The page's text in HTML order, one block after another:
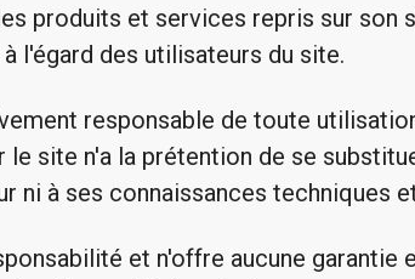
produits et services repris sur son
l'égard des utilisateurs du site.
responsable de toute
le site n'a la prétention de se
ni à ses connaissances techniques
et n'offre aucune garantie